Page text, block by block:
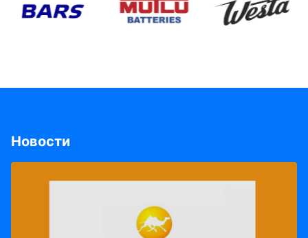
Новости